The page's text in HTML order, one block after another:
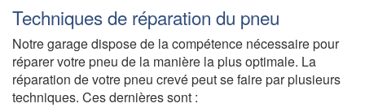
Techniques de réparation du pneu
Notre garage dispose de la compétence nécessaire pour
réparer votre pneu de la manière la plus optimale. La
réparation de votre pneu crevé peut se faire par plusieurs
techniques. Ces dernières sont :